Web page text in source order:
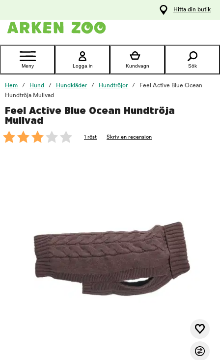
Kontakta
Hitta din butik
Meny Logga in Kundvagn Sök
Hem Hund Hundkläder Hundtröjor
Feel Active Blue Ocean
Hundtröja Mullvad
Feel Active Blue Ocean Hundtröja
Mullvad
1 röst Skriv en recension
foo